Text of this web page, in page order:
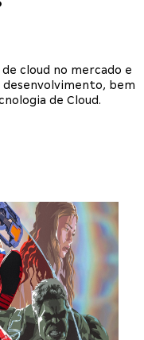
cloud no mercado e
desenvolvimento, bem
de Cloud.